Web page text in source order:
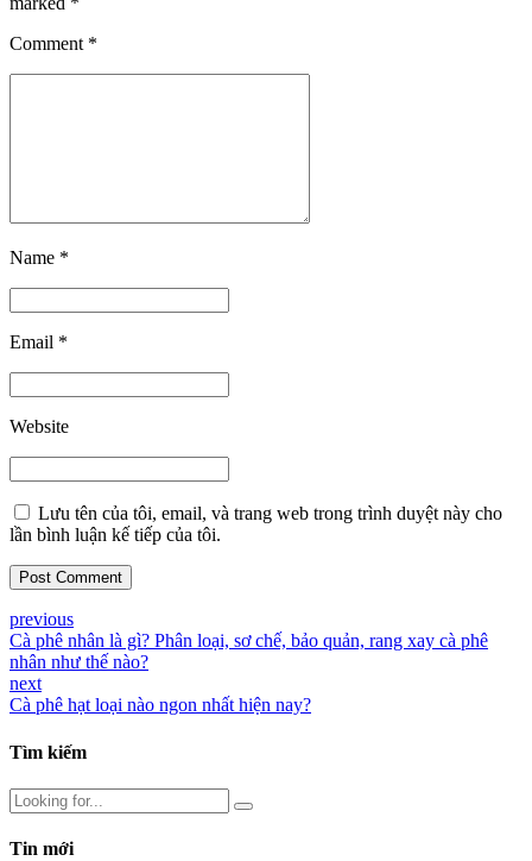
Comment *
Name *
Email *
Website
Lưu tên của tôi, email, và trang web trong trình duyệt này cho
lần bình luận kế tiếp của tôi.
Post Comment
previous
Cà phê nhân là gì? Phân loại, sơ chế, bảo quản, rang xay cà phê
nhân như thế nào?
next
Cà phê hạt loại nào ngon nhất hiện nay?
Tìm kiếm
Tin mới